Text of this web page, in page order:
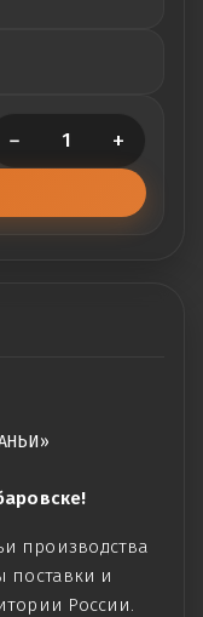
− +
производства
поставки и
России.